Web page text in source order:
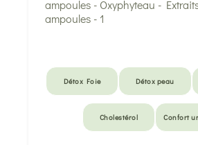
Détox Foie Détox peau
Cholestérol Confort